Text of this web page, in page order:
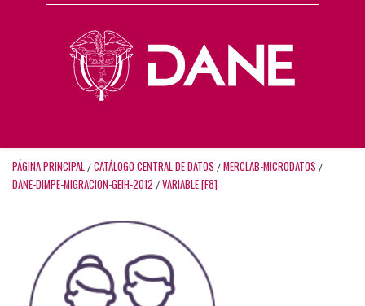
PÁGINA PRINCIPAL / CATÁLOGO CENTRAL DE DATOS / MERCLAB-MICRODATOS /
DANE-DIMPE-MIGRACION-GEIH-2012 / VARIABLE [F8]